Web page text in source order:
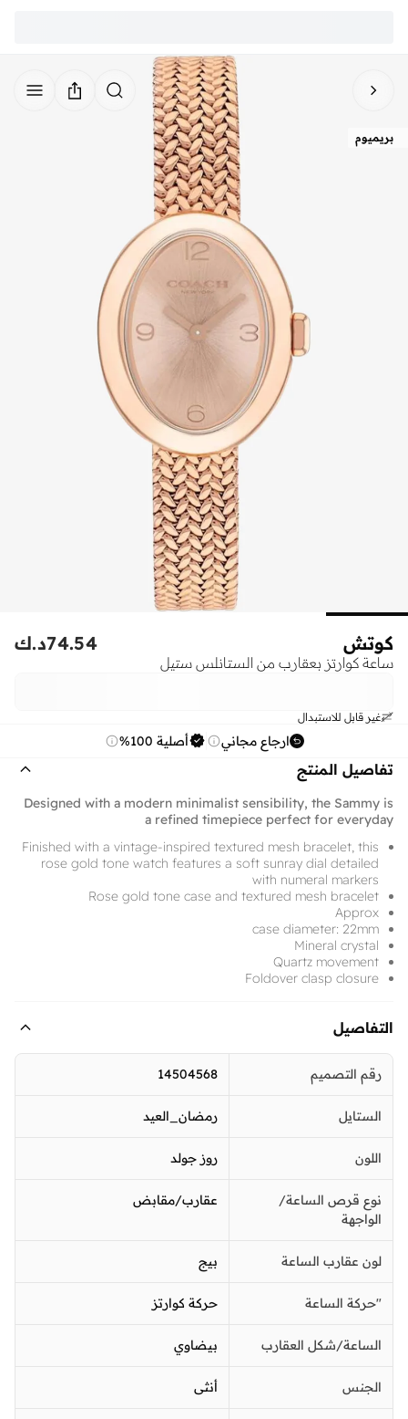
بريميوم
كوتش
ساعة كوارتز بعقارب من الستانلس ستيل
د.ك74.54
غير قابل للاستبدال
ارجاع مجاني أصلية 100%
تفاصيل المنتج
Designed with a modern minimalist sensibility, the Sammy is
a refined timepiece perfect for everyday
Finished with a vintage-inspired textured mesh bracelet, this
rose gold tone watch features a soft sunray dial detailed
with numeral markers
Rose gold tone case and textured mesh bracelet
Approx
case diameter: 22mm
Mineral crystal
Quartz movement
Foldover clasp closure
التفاصيل
رقم التصميم 14504568
الستايل رمضان_العيد
اللون روز جولد
نوع قرص الساعة/
الواجهة
عقارب/مقابض
لون عقارب الساعة بيج
"حركة الساعة حركة كوارتز
الساعة/شكل العقارب بيضاوي
الجنس أنثى